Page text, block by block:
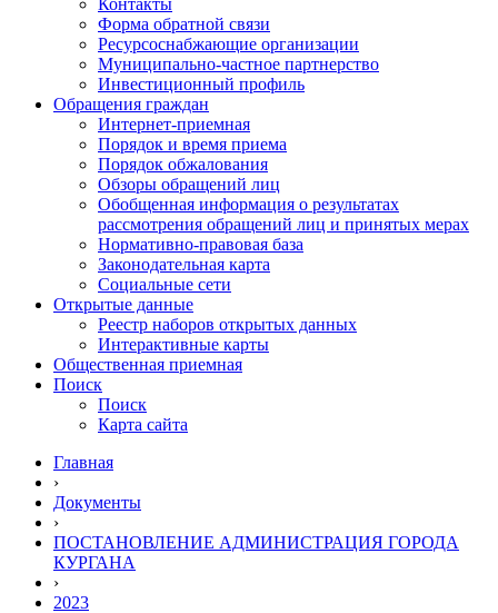
Контакты
Форма обратной связи
Ресурсоснабжающие организации
Муниципально-частное партнерство
Инвестиционный профиль
Обращения граждан
Интернет-приемная
Порядок и время приема
Порядок обжалования
Обзоры обращений лиц
Обобщенная информация о результатах
рассмотрения обращений лиц и принятых мерах
Нормативно-правовая база
Законодательная карта
Социальные сети
Открытые данные
Реестр наборов открытых данных
Интерактивные карты
Общественная приемная
Поиск
Поиск
Карта сайта
Главная
›
Документы
›
ПОСТАНОВЛЕНИЕ АДМИНИСТРАЦИЯ ГОРОДА
КУРГАНА
›
2023